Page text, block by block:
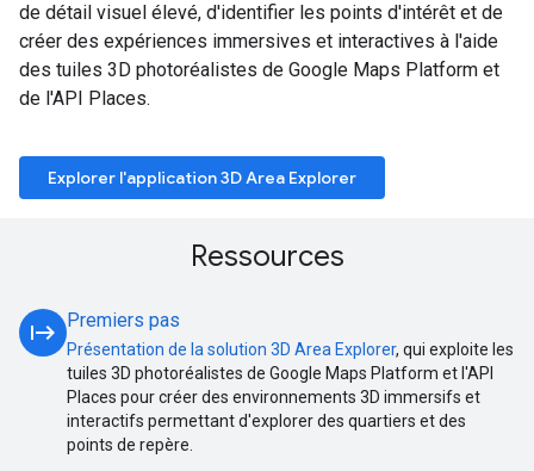
de détail visuel élevé, d'identifier les points d'intérêt et de
créer des expériences immersives et interactives à l'aide
des tuiles 3D photoréalistes de Google Maps Platform et
de l'API Places.
Explorer l'application 3D Area Explorer
Ressources
start Premiers pas
Présentation de la solution 3D Area Explorer, qui exploite les
tuiles 3D photoréalistes de Google Maps Platform et l'API
Places pour créer des environnements 3D immersifs et
interactifs permettant d'explorer des quartiers et des
points de repère.